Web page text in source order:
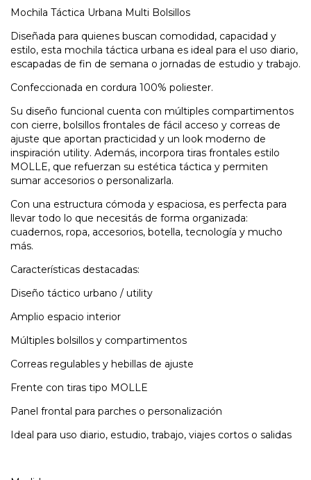
Mochila Táctica Urbana Multi Bolsillos
Diseñada para quienes buscan comodidad, capacidad y
estilo, esta mochila táctica urbana es ideal para el uso diario,
escapadas de fin de semana o jornadas de estudio y trabajo.
Confeccionada en cordura 100% poliester.
Su diseño funcional cuenta con múltiples compartimentos
con cierre, bolsillos frontales de fácil acceso y correas de
ajuste que aportan practicidad y un look moderno de
inspiración utility. Además, incorpora tiras frontales estilo
MOLLE, que refuerzan su estética táctica y permiten
sumar accesorios o personalizarla.
Con una estructura cómoda y espaciosa, es perfecta para
llevar todo lo que necesitás de forma organizada:
cuadernos, ropa, accesorios, botella, tecnología y mucho
más.
Características destacadas:
Diseño táctico urbano / utility
Amplio espacio interior
Múltiples bolsillos y compartimentos
Correas regulables y hebillas de ajuste
Frente con tiras tipo MOLLE
Panel frontal para parches o personalización
Ideal para uso diario, estudio, trabajo, viajes cortos o salidas